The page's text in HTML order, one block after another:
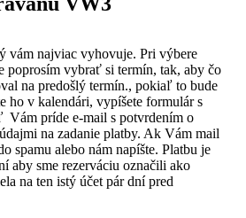
vám najviac vyhovuje. Pri výbere
poprosím vybrať si termín, tak, aby čo
na predošlý termín., pokiaľ to bude
ho v kalendári, vypíšete formulár s
Vám príde e-mail s potvrdením o
na zadanie platby. Ak Vám mail
spamu alebo nám napíšte. Platbu je
aby sme rezerváciu označili ako
na ten istý účet pár dní pred